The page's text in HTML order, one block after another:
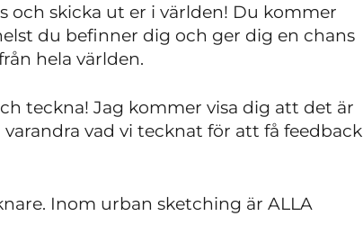
och skicka ut er i världen! Du kommer
du befinner dig och ger dig en chans
hela världen.
teckna! Jag kommer visa dig att det är
vad vi tecknat för att få feedback
Inom urban sketching är ALLA